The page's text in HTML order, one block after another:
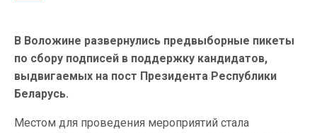
В Воложине развернулись предвыборные пикеты
по сбору подписей в поддержку кандидатов,
выдвигаемых на пост Президента Республики
Беларусь.
Местом для проведения мероприятий стала